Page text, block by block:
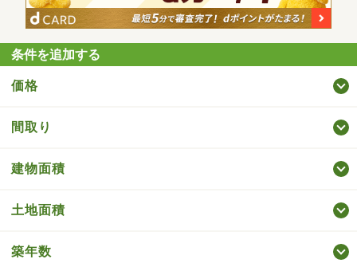
条件を追加する
価格
間取り
建物面積
土地面積
築年数